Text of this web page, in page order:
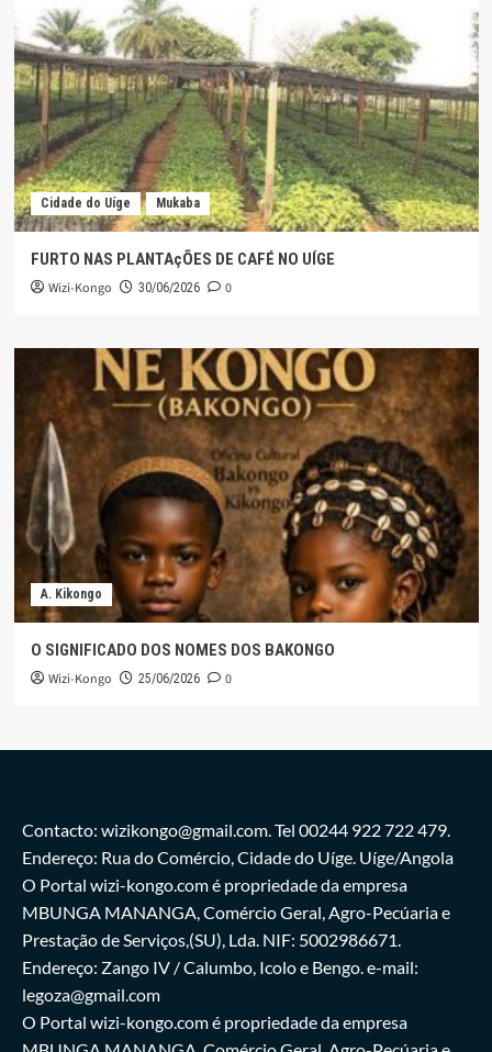
Cidade do Uíge Mukaba
FURTO NAS PLANTAçÕES DE CAFÉ NO UÍGE
Wizi-Kongo 30/06/2026 0
A. Kikongo
O SIGNIFICADO DOS NOMES DOS BAKONGO
Wizi-Kongo 25/06/2026 0
Contacto: wizikongo@gmail.com. Tel 00244 922 722 479.
Endereço: Rua do Comércio, Cidade do Uíge. Uíge/Angola
O Portal wizi-kongo.com é propriedade da empresa
MBUNGA MANANGA, Comércio Geral, Agro-Pecúaria e
Prestação de Serviços,(SU), Lda. NIF: 5002986671.
Endereço: Zango IV / Calumbo, Icolo e Bengo. e-mail:
legoza@gmail.com
O Portal wizi-kongo.com é propriedade da empresa